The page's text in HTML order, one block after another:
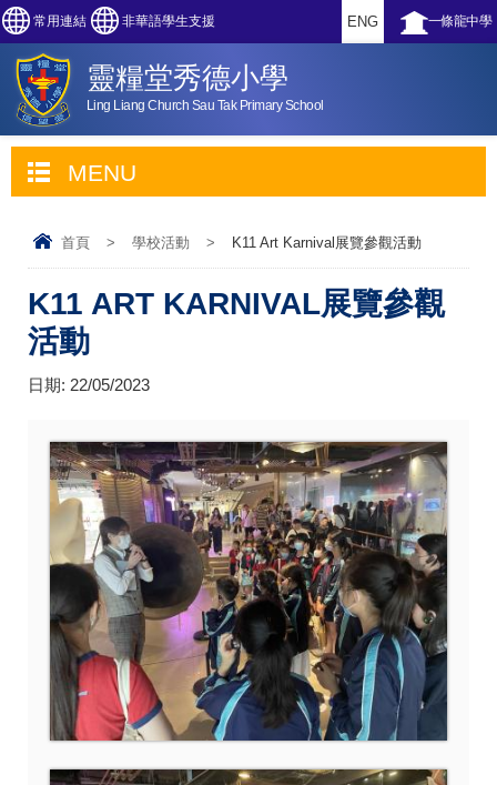
常用連結 非華語學生支援 一條龍中學
ENG
靈糧堂秀德小學
Ling Liang Church Sau Tak Primary School
MENU
首頁 > 學校活動 > K11 Art Karnival展覽參觀活動
K11 ART KARNIVAL展覽參觀
活動
日期: 22/05/2023